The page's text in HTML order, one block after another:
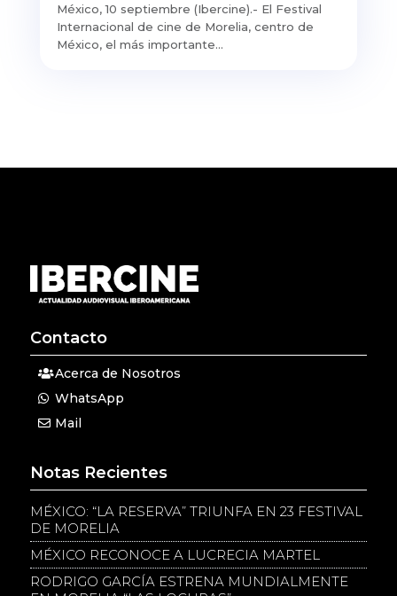
México, 10 septiembre (Ibercine).- El Festival
Internacional de cine de Morelia, centro de
México, el más importante...
Contacto
Acerca de Nosotros
WhatsApp
Mail
Notas Recientes
MÉXICO: “LA RESERVA” TRIUNFA EN 23 FESTIVAL
DE MORELIA
MÉXICO RECONOCE A LUCRECIA MARTEL
RODRIGO GARCÍA ESTRENA MUNDIALMENTE